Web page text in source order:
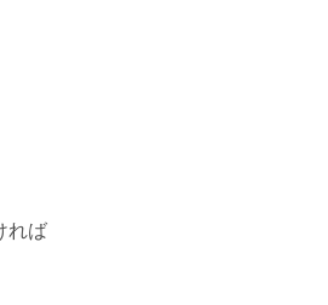
れば